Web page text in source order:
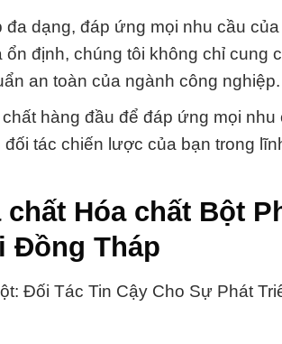
dạng, đáp ứng mọi nhu cầu
định, chúng tôi không chỉ cung
an toàn của ngành công nghiệp.
hàng đầu để đáp ứng mọi nhu
tác chiến lược của bạn trong
Hóa chất Bột
Đồng Tháp
Đối Tác Tin Cậy Cho Sự Phát